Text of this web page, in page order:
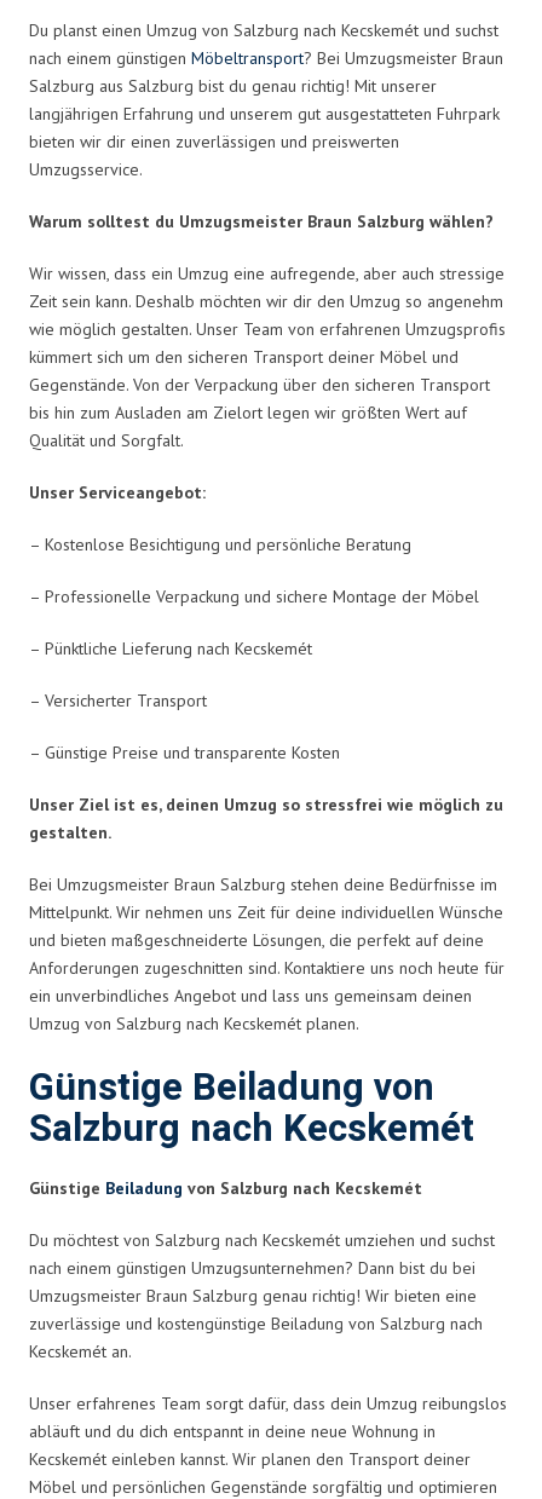
Du planst einen Umzug von Salzburg nach Kecskemét und suchst
nach einem günstigen Möbeltransport? Bei Umzugsmeister Braun
Salzburg aus Salzburg bist du genau richtig! Mit unserer
langjährigen Erfahrung und unserem gut ausgestatteten Fuhrpark
bieten wir dir einen zuverlässigen und preiswerten
Umzugsservice.
Warum solltest du Umzugsmeister Braun Salzburg wählen?
Wir wissen, dass ein Umzug eine aufregende, aber auch stressige
Zeit sein kann. Deshalb möchten wir dir den Umzug so angenehm
wie möglich gestalten. Unser Team von erfahrenen Umzugsprofis
kümmert sich um den sicheren Transport deiner Möbel und
Gegenstände. Von der Verpackung über den sicheren Transport
bis hin zum Ausladen am Zielort legen wir größten Wert auf
Qualität und Sorgfalt.
Unser Serviceangebot:
– Kostenlose Besichtigung und persönliche Beratung
– Professionelle Verpackung und sichere Montage der Möbel
– Pünktliche Lieferung nach Kecskemét
– Versicherter Transport
– Günstige Preise und transparente Kosten
Unser Ziel ist es, deinen Umzug so stressfrei wie möglich zu
gestalten.
Bei Umzugsmeister Braun Salzburg stehen deine Bedürfnisse im
Mittelpunkt. Wir nehmen uns Zeit für deine individuellen Wünsche
und bieten maßgeschneiderte Lösungen, die perfekt auf deine
Anforderungen zugeschnitten sind. Kontaktiere uns noch heute für
ein unverbindliches Angebot und lass uns gemeinsam deinen
Umzug von Salzburg nach Kecskemét planen.
Günstige Beiladung von
Salzburg nach Kecskemét
Günstige Beiladung von Salzburg nach Kecskemét
Du möchtest von Salzburg nach Kecskemét umziehen und suchst
nach einem günstigen Umzugsunternehmen? Dann bist du bei
Umzugsmeister Braun Salzburg genau richtig! Wir bieten eine
zuverlässige und kostengünstige Beiladung von Salzburg nach
Kecskemét an.
Unser erfahrenes Team sorgt dafür, dass dein Umzug reibungslos
abläuft und du dich entspannt in deine neue Wohnung in
Kecskemét einleben kannst. Wir planen den Transport deiner
Möbel und persönlichen Gegenstände sorgfältig und optimieren